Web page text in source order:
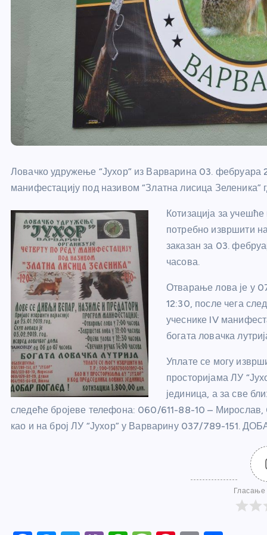
Ловачко удружење “Јухор” из Варварина 03. фебруара
манифестацију под називом “Златна лисица
Котизација за
потребно извршити
заказан за 03.
часова.
Отварање лова је у
12:30, после чега
учеснике IV
богата ловачка
Уплате се могу
просторијама ЛУ
јединица, а за све
следеће бројеве телефона: 060/611-88-10 –
као и на број ЛУ “Јухор” у Варварину 037/789-151.
Гласање